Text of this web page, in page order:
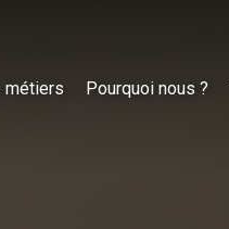
métiers Pourquoi nous ?